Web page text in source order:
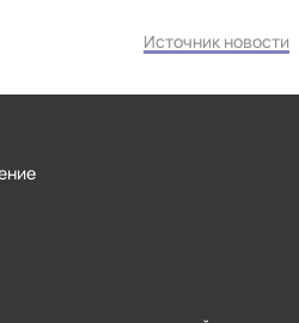
Источник новости